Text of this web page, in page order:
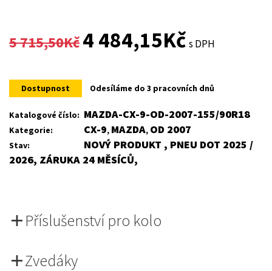
5 715,50Kč
Original
was:
5
715,50Kč.
4 484,15KčCurrent
is:
4
484,15Kč.
s DPH
Dostupnost Odesíláme do 3 pracovních dnů
Katalogové číslo: MAZDA-CX-9-OD-2007-155/90R18
Kategorie: CX-9, MAZDA, OD 2007
Stav:
NOVÝ PRODUKT , PNEU DOT 2025 /
2026, ZÁRUKA 24 MĚSÍCŮ,
Příslušenství pro kolo
Zvedáky